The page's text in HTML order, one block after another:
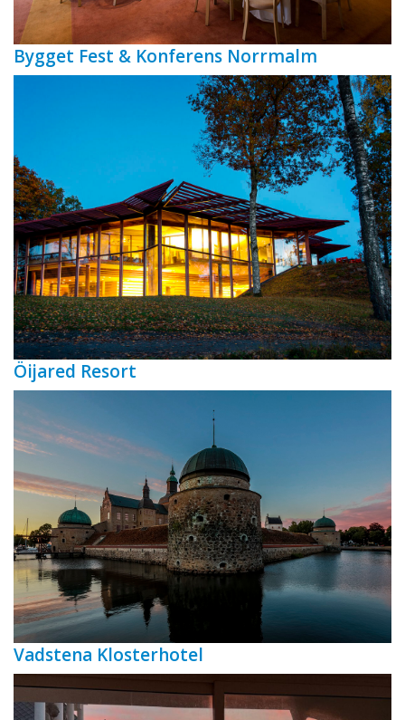
Bygget Fest & Konferens Norrmalm
Öijared Resort
Vadstena Klosterhotel